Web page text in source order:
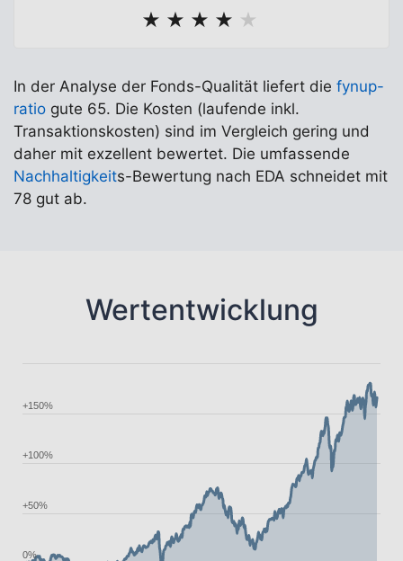
★ ★ ★ ★ ★
In der Analyse der Fonds-Qualität liefert die fynup-
ratio gute 65. Die Kosten (laufende inkl.
Transaktionskosten) sind im Vergleich gering und
daher mit exzellent bewertet. Die umfassende
Nachhaltigkeits-Bewertung nach EDA schneidet mit
78 gut ab.
Wertentwicklung
0%
+50%
+100%
+150%